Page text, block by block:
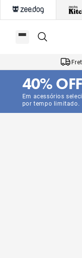
Em acessórios
por tempo limitado.
40% OFF